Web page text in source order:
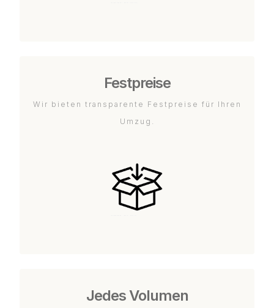
Festpreise
Wir bieten transparente Festpreise für Ihren
Umzug.
Jedes Volumen